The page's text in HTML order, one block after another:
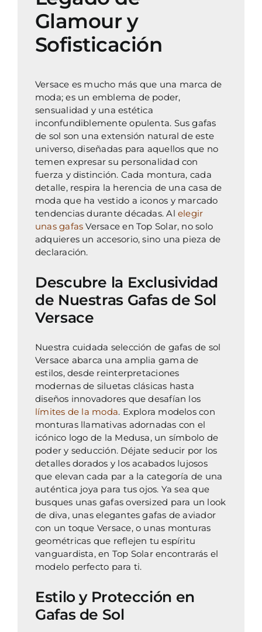
Glamour y
Sofisticación
Versace es mucho más que una marca de
moda; es un emblema de poder,
sensualidad y una estética
inconfundiblemente opulenta. Sus gafas
de sol son una extensión natural de este
universo, diseñadas para aquellos que no
temen expresar su personalidad con
fuerza y distinción. Cada montura, cada
detalle, respira la herencia de una casa de
moda que ha vestido a iconos y marcado
tendencias durante décadas. Al elegir
unas gafas Versace en Top Solar, no solo
adquieres un accesorio, sino una pieza de
declaración.
Descubre la Exclusividad
de Nuestras Gafas de Sol
Versace
Nuestra cuidada selección de gafas de sol
Versace abarca una amplia gama de
estilos, desde reinterpretaciones
modernas de siluetas clásicas hasta
diseños innovadores que desafían los
límites de la moda. Explora modelos con
monturas llamativas adornadas con el
icónico logo de la Medusa, un símbolo de
poder y seducción. Déjate seducir por los
detalles dorados y los acabados lujosos
que elevan cada par a la categoría de una
auténtica joya para tus ojos. Ya sea que
busques unas gafas oversized para un look
de diva, unas elegantes gafas de aviador
con un toque Versace, o unas monturas
geométricas que reflejen tu espíritu
vanguardista, en Top Solar encontrarás el
modelo perfecto para ti.
Estilo y Protección en
Gafas de Sol